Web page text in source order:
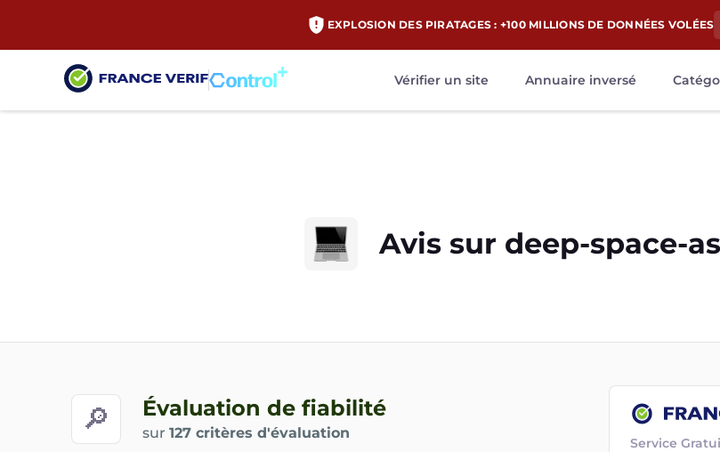
EXPLOSION DES PIRATAGES : +100 MILLIONS DE DONNÉES VOLÉES
Vérifier un site Annuaire inversé
Avis sur deep-space-
🔎 Évaluation de fiabilité
sur 127 critères d'évaluation
Service